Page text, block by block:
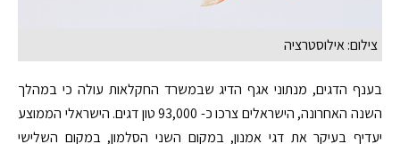
צילום: אילוסטרציה
בענף הדגים, מנתוני אגף הדיג שבמשרד החקלאות עולה כי במהלך
השנה האחרונה, הישראלים צרכו כ- 93,000 טון דגים. הישראלי הממוצע
יעדיף בעיקר את דגי אמנון, במקום השני הסלמון, במקום השלישי